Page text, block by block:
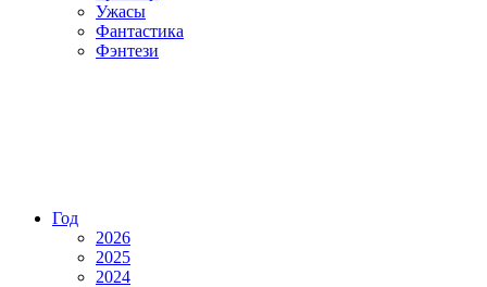
Ужасы
Фантастика
Фэнтези
Год
2026
2025
2024